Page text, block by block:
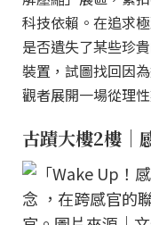
科技依賴。在追求
是否遺失了某些珍
裝置，試圖找回因
觀者展開一場從理
古蹟大樓2樓｜